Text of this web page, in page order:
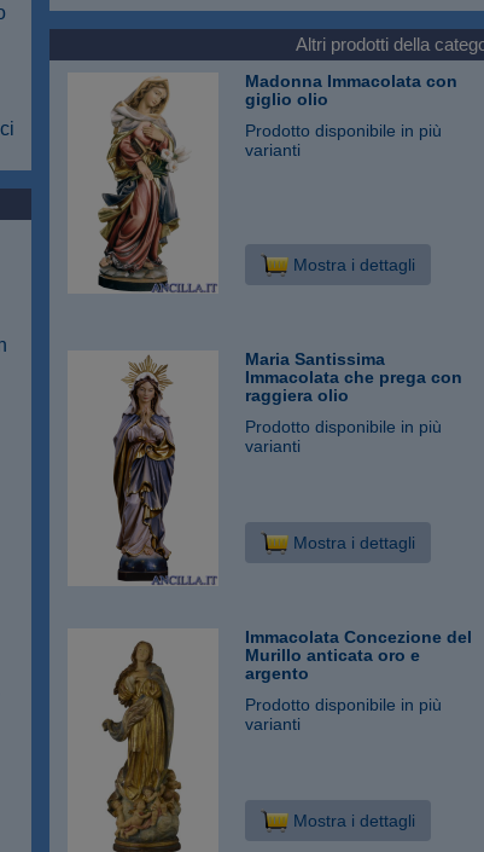
Altri prodotti della
Madonna Immacolata con
giglio olio
Prodotto disponibile in più
varianti
Mostra i dettagli
Maria Santissima
Immacolata che prega con
raggiera olio
Prodotto disponibile in più
varianti
Mostra i dettagli
Immacolata Concezione del
Murillo anticata oro e
argento
Prodotto disponibile in più
varianti
Mostra i dettagli